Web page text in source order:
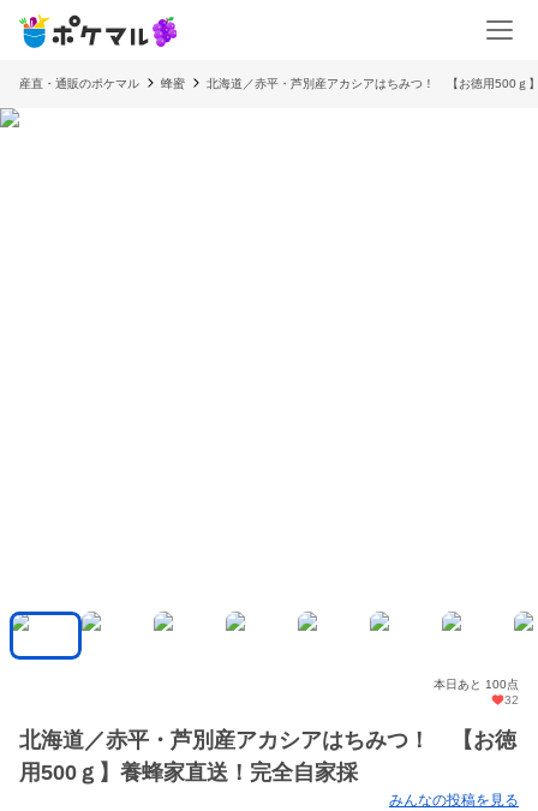
産直・通販のポケマル 蜂蜜 北海道／赤平・芦別産アカシアはちみつ！ 【お徳用500ｇ
本日あと 100点
32
北海道／赤平・芦別産アカシアはちみつ！ 【お徳
用500ｇ】養蜂家直送！完全自家採
みんなの投稿を見る